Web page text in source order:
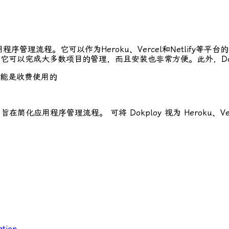
序管理流程。它可以作为Heroku、Vercel和Netlify等平台
可以完成大多数项目的管理，而且安装也非常方便。此外，
是收费使用的
在简化应用程序管理流程。 可将 Dokploy 视为 Heroku